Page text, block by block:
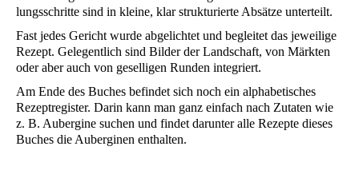
lungs­schrit­te sind in klei­ne, klar struk­tu­rier­te Absät­ze unterteilt.
Fast jedes Gericht wur­de abge­lich­tet und beglei­tet das jewei­li­ge
Rezept. Gele­gent­lich sind Bil­der der Land­schaft, von Märk­ten
oder aber auch von gesel­li­gen Run­den integriert.
Am Ende des Buches befin­det sich noch ein alpha­be­ti­sches
Rezept­re­gis­ter. Dar­in kann man ganz ein­fach nach Zuta­ten wie
z. B. Auber­gi­ne suchen und fin­det dar­un­ter alle Rezep­te die­ses
Buches die Auber­gi­nen enthalten.